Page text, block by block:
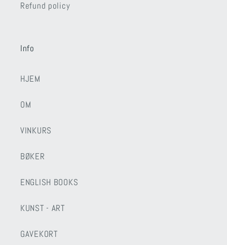
Refund policy
Info
HJEM
OM
VINKURS
BØKER
ENGLISH BOOKS
KUNST - ART
GAVEKORT